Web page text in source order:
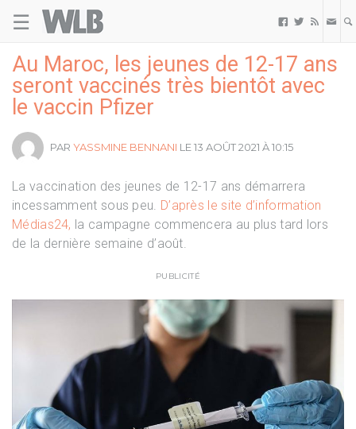
☰   
Au Maroc, les jeunes de 12-17 ans
seront vaccinés très bientôt avec
le vaccin Pfizer
PAR YASSMINE BENNANI LE 13 AOÛT 2021 À 10:15
La vaccination des jeunes de 12-17 ans démarrera
incessamment sous peu. D’après le site d’information
Médias24, la campagne commencera au plus tard lors
de la dernière semaine d’août.
PUBLICITÉ